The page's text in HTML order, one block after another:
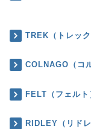
TREK（トレック
COLNAGO（コ
FELT（フェルト
RIDLEY（リドレ